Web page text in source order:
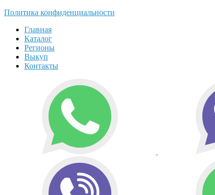
Политика конфиденциальности
Главная
Каталог
Регионы
Выкуп
Контакты